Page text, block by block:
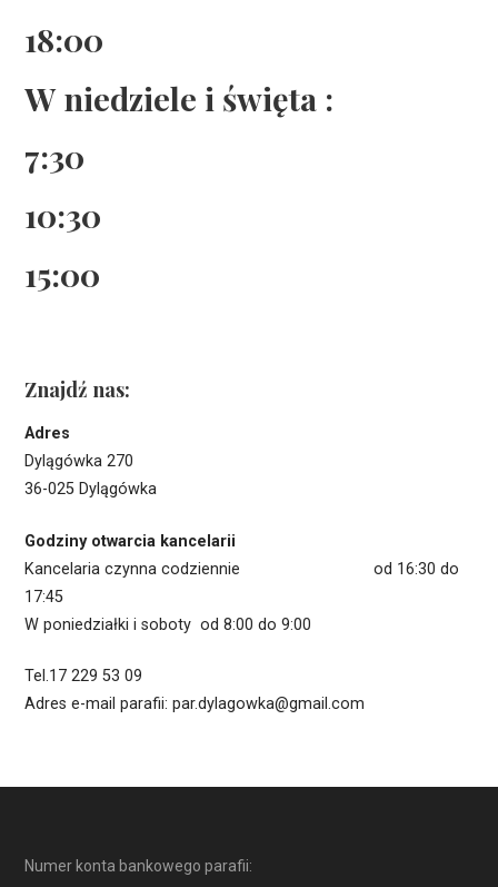
18:00
W niedziele i święta :
7:30
10:30
15:00
Znajdź nas:
Adres
Dylągówka 270
36-025 Dylągówka
Godziny otwarcia kancelarii
Kancelaria czynna codziennie od 16:30 do
17:45
W poniedziałki i soboty od 8:00 do 9:00
Tel.17 229 53 09
Adres e-mail parafii: par.dylagowka@gmail.com
Numer konta bankowego parafii: